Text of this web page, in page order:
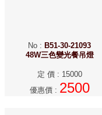
No : B51-30-21093
48W三色變光餐吊燈
定 價: 15000
優惠價: 2500